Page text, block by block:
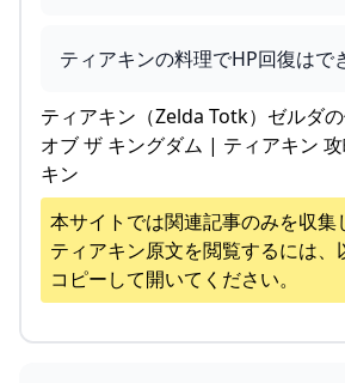
ティアキンの料理でHP回復はで
ティアキン（Zelda Totk）ゼルダ
オブ ザ キングダム | ティアキン
キン
本サイトでは関連記事のみを収集
ティアキン原文を閲覧するには、
コピーして開いてください。